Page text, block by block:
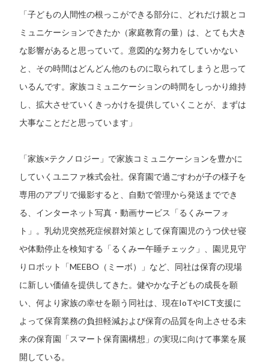
「子どもの人間性の根っこができる部分に、どれだけ親とコ
ミュニケーションできたか（家庭教育の量）は、とても大き
な影響があると思っていて。意図的な努力をしていかない
と、その時間はどんどん他のものに取られてしまうと思って
いるんです。家族コミュニケーションの時間をしっかり維持
し、拡大させていくきっかけを提供していくことが、まずは
大事なことだと思っています」
「家族×テクノロジー」で家族コミュニケーションを豊かに
していくユニファ株式会社。保育園で過ごすわが子の様子を
専用のアプリで撮影すると、自動で管理から発送まででき
る、インターネット写真・動画サービス「るくみーフォ
ト」。乳幼児突然死症候群対策として保育園児のうつ伏せ寝
や体動停止を検知する「るくみー午睡チェック」、園児見守
りロボット「MEEBO（ミーボ）」など、同社は保育の現場
に新しい価値を提供してきた。健やかな子どもの成長を願
い、何より家族の幸せを願う同社は、現在IoTやICT支援に
よって保育業務の負担軽減および保育の品質を向上させる未
来の保育園「スマート保育園構想」の実現に向けて事業を展
開している。